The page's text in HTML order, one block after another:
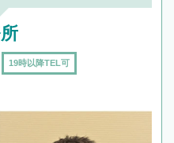
19時以降TEL可